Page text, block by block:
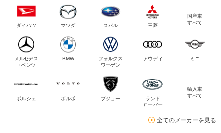
ダイハツ マツダ スバル 三菱
国産車
すべて
メルセデス
・ベンツ
BMW
フォルクス
ワーゲン
アウディ ミニ
ポルシェ ボルボ プジョー
ランド
ローバー
輸入車
すべて
全てのメーカーを見る